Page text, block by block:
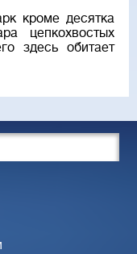
кроме десятка
цепкохвостых
здесь обитает